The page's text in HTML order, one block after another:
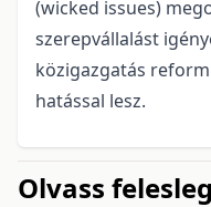
(wicked issues)
szerepvállalást
közigazgatás
hatással lesz.
Olvass